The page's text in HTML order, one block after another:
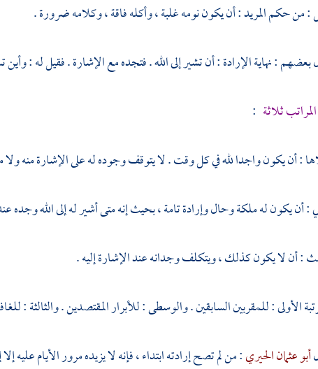
: من حكم المريد : أن يكون نومه غلبة ، وأكله فاقة ، وكلامه ضرورة .
بعضهم : نهاية الإرادة : أن تشير إلى الله . فتجده مع الإشارة . فقيل له :
المراتب ثلاثة :
: أن يكون واجدا لله في كل وقت . لا يتوقف وجوده له على الإشارة منه
: أن يكون له ملكة وحال وإرادة تامة ، بحيث إنه متى أشير له إلى الله وجده
: أن لا يكون كذلك ، ويتكلف وجدانه عند الإشارة إليه .
الأولى : للمقربين السابقين . والوسطى : للأبرار المقتصدين . والثالثة :
أبو عثمان الحيري: من لم تصح إرادته ابتداء ، فإنه لا يزيده مرور الأيام عليه إلا